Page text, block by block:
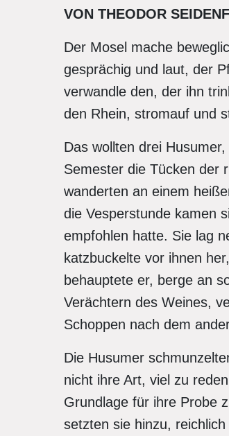
VON THEODOR
Der Mosel mache
gesprächig und laut, der
verwandle den, der ihn
den Rhein, stromauf und
Das wollten drei
Semester die Tücken der
wanderten an einem
die Vesperstunde kamen
empfohlen hatte. Sie lag
katzbuckelte vor ihnen
behauptete er, berge an
Verächtern des Weines,
Schoppen nach dem
Die Husumer
nicht ihre Art, viel zu
Grundlage für ihre Probe
setzten sie hinzu,